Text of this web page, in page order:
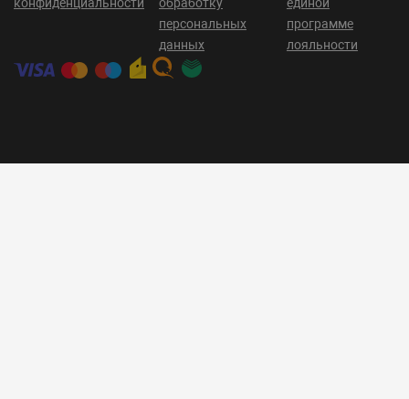
персональных
данных
программе
лояльности